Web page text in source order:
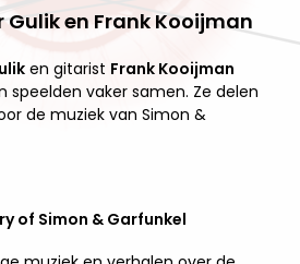
Gulik en Frank Kooijman
en gitarist Frank Kooijman
speelden vaker samen. Ze delen
de muziek van Simon &
of Simon & Garfunkel